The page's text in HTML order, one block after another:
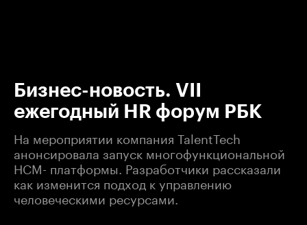
Бизнес-новость. VII
ежегодный HR форум РБК
На мероприятии компания TalentTech
анонсировала запуск многофункциональной
HCM- платформы. Разработчики рассказали
как изменится подход к управлению
человеческими ресурсами.